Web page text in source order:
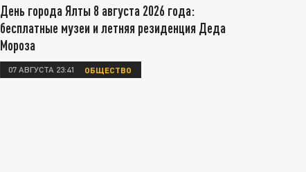
День города Ялты 8 августа 2026 года:
бесплатные музеи и летняя резиденция Деда
Мороза
07 АВГУСТА 23:41 ОБЩЕСТВО